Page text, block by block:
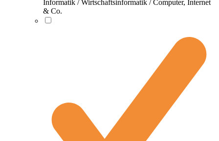
Informatik / Wirtschaftsinformatik / Computer, Internet
& Co.